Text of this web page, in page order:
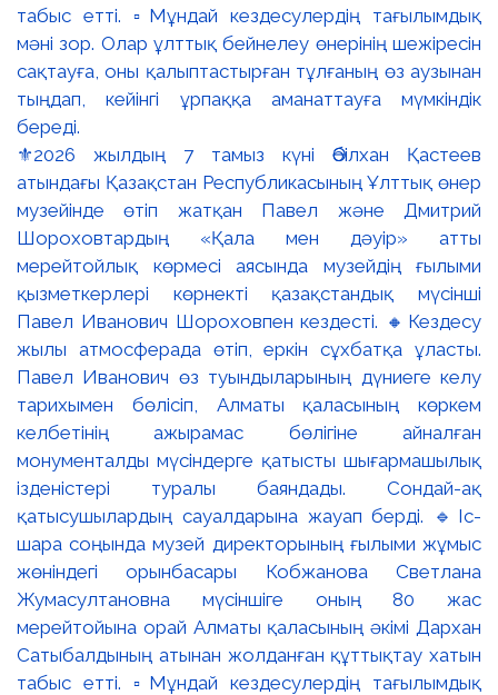
⚜️2026 жылдың 7 тамыз күні Әбілхан Қастеев
атындағы Қазақстан Республикасының Ұлттық өнер
музейінде өтіп жатқан Павел және Дмитрий
Шороховтардың «Қала мен дәуір» атты
мерейтойлық көрмесі аясында музейдің ғылыми
қызметкерлері көрнекті қазақстандық мүсінші
Павел Иванович Шороховпен кездесті. 🔸Кездесу
жылы атмосферада өтіп, еркін сұхбатқа ұласты.
Павел Иванович өз туындыларының дүниеге келу
тарихымен бөлісіп, Алматы қаласының көркем
келбетінің ажырамас бөлігіне айналған
монументалды мүсіндерге қатысты шығармашылық
ізденістері туралы баяндады. Сондай-ақ
қатысушылардың сауалдарына жауап берді. 🔹Іс-
шара соңында музей директорының ғылыми жұмыс
жөніндегі орынбасары Кобжанова Светлана
Жумасултановна мүсіншіге оның 80 жас
мерейтойына орай Алматы қаласының әкімі Дархан
Сатыбалдының атынан жолданған құттықтау хатын
табыс етті. ▫️Мұндай кездесулердің тағылымдық